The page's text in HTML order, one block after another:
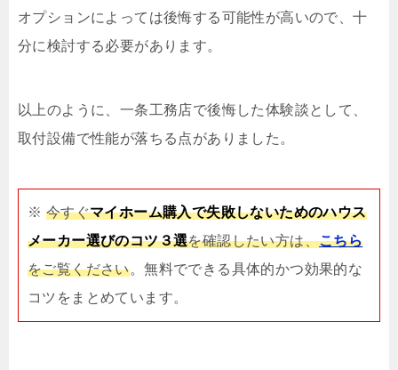
オプションによっては後悔する可能性が高いので、十
分に検討する必要があります。
以上のように、一条工務店で後悔した体験談として、
取付設備で性能が落ちる点がありました。
※ 今すぐマイホーム購入で失敗しないためのハウス
メーカー選びのコツ３選を確認したい方は、こちら
をご覧ください。無料でできる具体的かつ効果的な
コツをまとめています。